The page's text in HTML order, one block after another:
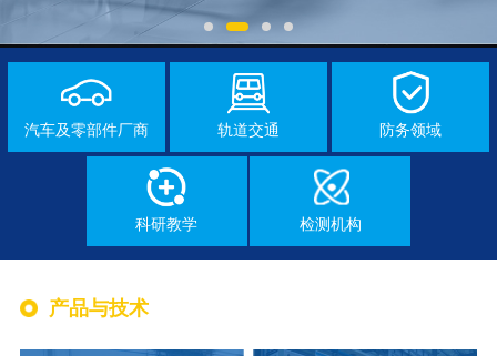
汽车及零部件厂商 轨道交通 防务领域
科研教学 检测机构
产品与技术